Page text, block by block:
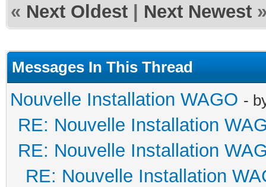
« Next Oldest Next Newest
Messages In This Thread
Nouvelle Installation WAGO -
RE: Nouvelle Installation
RE: Nouvelle Installation
RE: Nouvelle Installation